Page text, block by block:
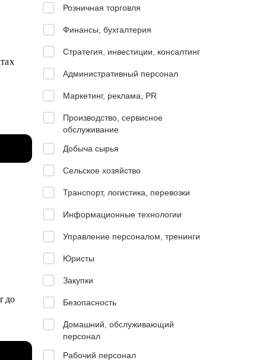
до
Розничная торговля
Финансы, бухгалтерия
Стратегия, инвестиции, консалтинг
Административный персонал
Маркетинг, реклама, PR
Производство, сервисное
обслуживание
Добыча сырья
Сельское хозяйство
Транспорт, логистика, перевозки
Информационные технологии
Управление персоналом, тренинги
Юристы
Закупки
Безопасность
Домашний, обслуживающий
персонал
Рабочий персонал